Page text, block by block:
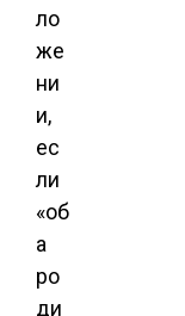
ло
же
ни
и,
ес
ли
«об
а
ро
ди